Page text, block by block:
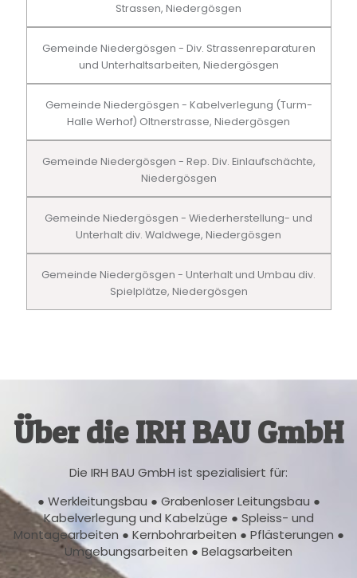
Strassen, Niedergösgen
Gemeinde Niedergösgen - Div. Strassenreparaturen
und Unterhaltsarbeiten, Niedergösgen
Gemeinde Niedergösgen - Kabelverlegung (Turm-
Halle Werhof) Oltnerstrasse, Niedergösgen
Gemeinde Niedergösgen - Rep. Div. Einlaufschächte,
Niedergösgen
Gemeinde Niedergösgen - Wiederherstellung- und
Unterhalt div. Waldwege, Niedergösgen
Gemeinde Niedergösgen - Unterhalt und Umbau div.
Spielplätze, Niedergösgen
Über die IRH BAU GmbH
Die IRH BAU GmbH ist spezialisiert für:
● Werkleitungsbau ● Grabenloser Leitungsbau ●
Kabelverlegung und Kabelzüge ● Spleiss- und
Montagearbeiten ● Kernbohrarbeiten ● Pflästerungen ●
Umgebungsarbeiten ● Belagsarbeiten